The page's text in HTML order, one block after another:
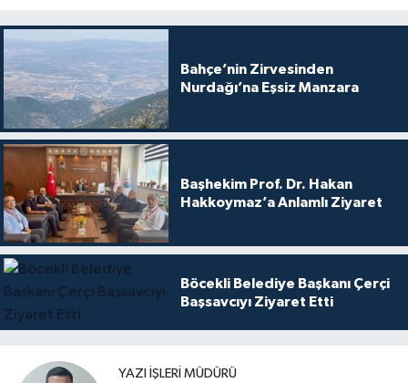
Bahçe’nin Zirvesinden
Nurdağı’na Eşsiz Manzara
Başhekim Prof. Dr. Hakan
Hakkoymaz’a Anlamlı Ziyaret
Böcekli Belediye Başkanı Çerçi
Başsavcıyı Ziyaret Etti
YAZI İŞLERI MÜDÜRÜ